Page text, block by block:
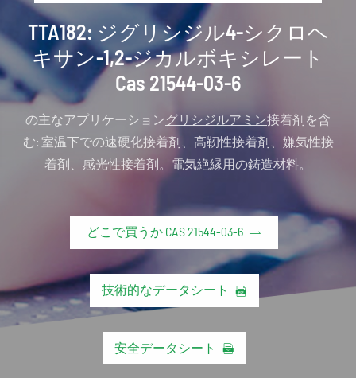
TTA182: ジグリシジル4-シクロヘ
キサン-1,2-ジカルボキシレート
Cas 21544-03-6
の主なアプリケーショングリシジルアミン接着剤を含
む: 室温下での速硬化接着剤、高靭性接着剤、嫌気性接
着剤、感光性接着剤。電気絶縁用の鋳造材料。
どこで買うか CAS 21544-03-6 
技術的なデータシート 
安全データシート 